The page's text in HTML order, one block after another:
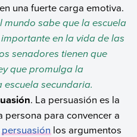
una fuerte carga emotiva.
mundo sabe que la escuela
en la vida de las
senadores tienen que
que promulga la
secundaria.
. La persuasión es la
persona para convencer a
persuasiónlos argumentos